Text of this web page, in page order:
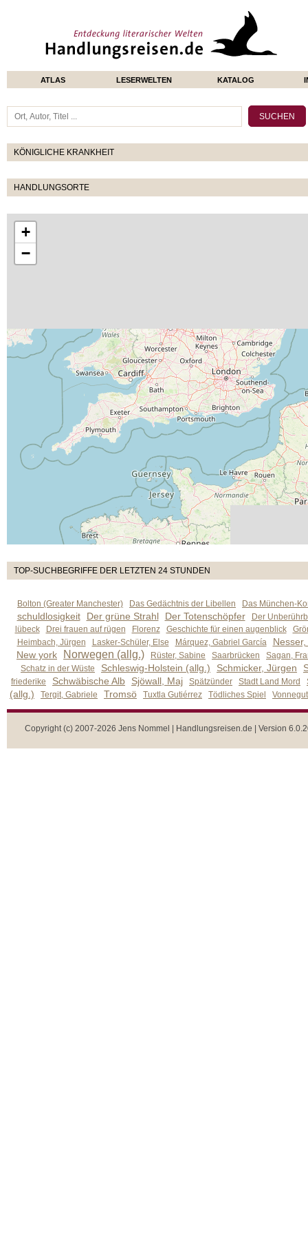
ATLAS LESERWELTEN KATALOG
KÖNIGLICHE KRANKHEIT
HANDLUNGSORTE
+
−
TOP-SUCHBEGRIFFE DER LETZTEN 24 STUNDEN
Bolton (Greater Manchester) Das Gedächtnis der Libellen Das München-
schuldlosigkeit Der grüne Strahl Der Totenschöpfer
Der
lübeck
Drei frauen auf rügen Florenz Geschichte für einen augenblick
Heimbach, Jürgen
Lasker-Schüler, Else Márquez, Gabriel García
New york
Norwegen (allg.) Rüster, Sabine Saarbrücken
Sagan,
Schatz in der Wüste
Schleswig-Holstein (allg.) Schmicker, Jürgen
friederike Schwäbische Alb Sjöwall, Maj Spätzünder Stadt Land Mord
(allg.) Tergit, Gabriele Tromsö Tuxtla Gutiérrez Tödliches Spiel
Copyright (c) 2007-2026 Jens Nommel | Handlungsreisen.de | Version